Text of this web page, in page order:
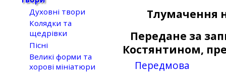
Тлумачення
Передане за
Костянтином,
Передмова
Духовні твори
Колядки та
щедрівки
Пісні
Великі форми та
хорові мініатюри